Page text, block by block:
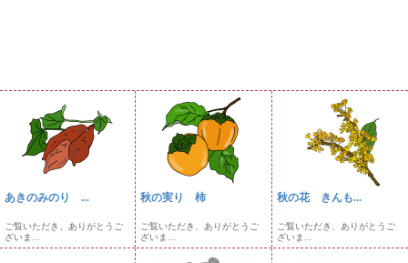
あきのみのり ...
ご覧いただき、ありがとうご
ざいま...
秋の実り 柿
ご覧いただき、ありがとうご
ざいま...
秋の花 きんも...
ご覧いただき、ありがとうご
ざいま...